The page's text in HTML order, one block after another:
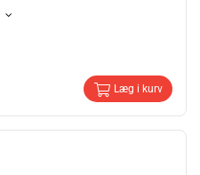
Læg i kurv